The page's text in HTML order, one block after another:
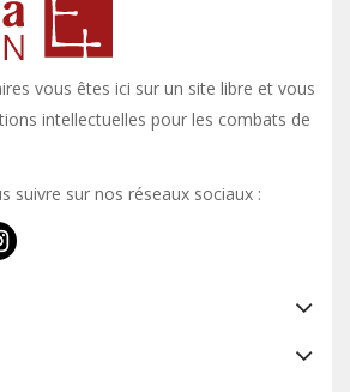
vous êtes ici sur un site libre et vous y
intellectuelles pour les combats de
suivre sur nos réseaux sociaux :